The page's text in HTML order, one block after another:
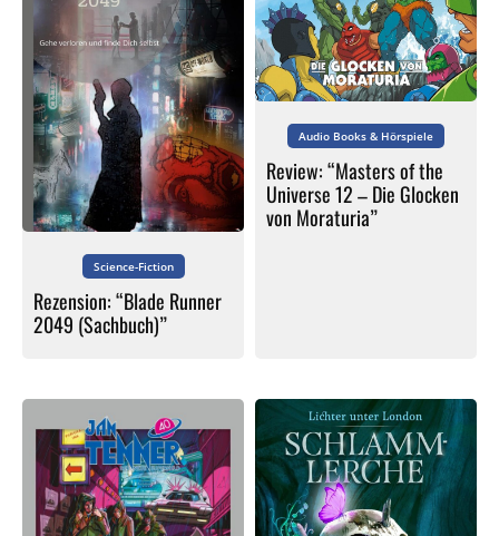
Science-Fiction
Rezension: “Blade Runner
2049 (Sachbuch)”
Audio Books & Hörspiele
Review: “Masters of the
Universe 12 – Die Glocken
von Moraturia”